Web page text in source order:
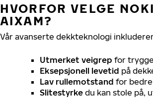
HVORFOR VELGE
AIXAM?
Vår avanserte dekkteknologi
Utmerket veigrep for
Eksepsjonell levetid på
Lav rullemotstand for
Slitestyrke du kan stole på,